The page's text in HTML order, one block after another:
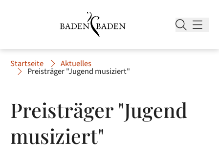
Startseite Aktuelles
Preisträger "Jugend musiziert"
Preisträger "Jugend
musiziert"